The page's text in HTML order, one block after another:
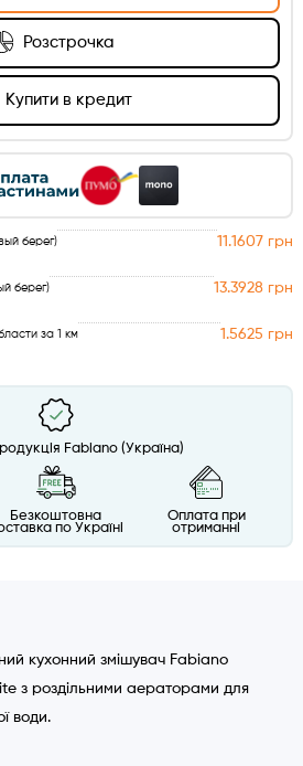
Розстрочка
Купити в кредит
берег) 11.1607 грн
берег) 13.3928 грн
за 1 км 1.5625 грн
Fabiano (Україна)
Безкоштовна
по Україні
Оплата при
отриманні
кухонний змішувач Fabiano
з роздільними аераторами для
води.